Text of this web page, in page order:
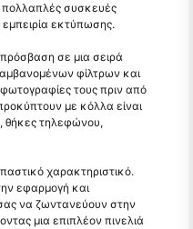
πολλαπλές συσκευές
εκτύπωσης.
σε μια σειρά
φίλτρων και
τους πριν από
με κόλλα είναι
θήκες τηλεφώνου,
χαρακτηριστικό.
εφαρμογή και
να ζωντανεύουν στην
μια επιπλέον πινελιά